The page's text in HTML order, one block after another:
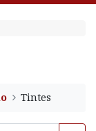
Tintes